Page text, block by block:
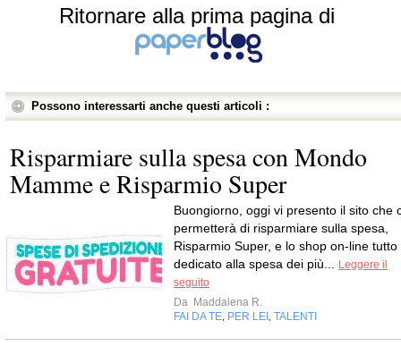
Ritornare alla prima pagina di
Possono interessarti anche questi articoli :
Risparmiare sulla spesa con Mondo
Mamme e Risparmio Super
Buongiorno, oggi vi presento il sito che
permetterà di risparmiare sulla spesa,
Risparmio Super, e lo shop on-line tutto
dedicato alla spesa dei più...
Leggere il
seguito
Da Maddalena R.
FAI DA TE PER LEI TALENTI